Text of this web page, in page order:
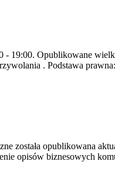
- 19:00. Opublikowane
. Podstawa
została opublikowana
opisów biznesowych